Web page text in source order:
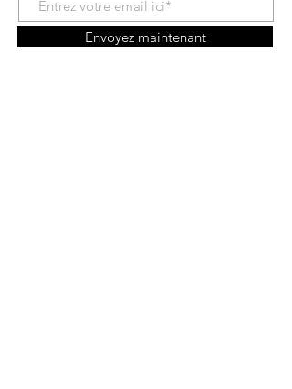
Envoyez maintenant